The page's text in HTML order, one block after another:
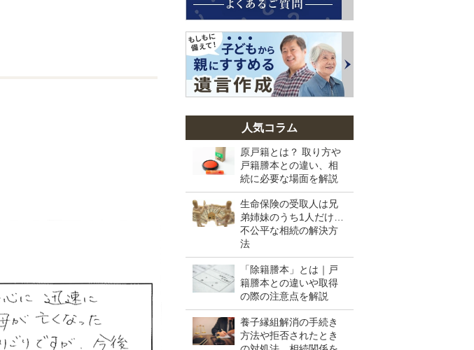
人気コラム
原戸籍とは？ 取り方や
戸籍謄本との違い、相
続に必要な場面を解説
生命保険の受取人は兄
弟姉妹のうち1人だけ…
不公平な相続の解決方
法
「除籍謄本」とは｜戸
籍謄本との違いや取得
の際の注意点を解説
養子縁組解消の手続き
方法や拒否されたとき